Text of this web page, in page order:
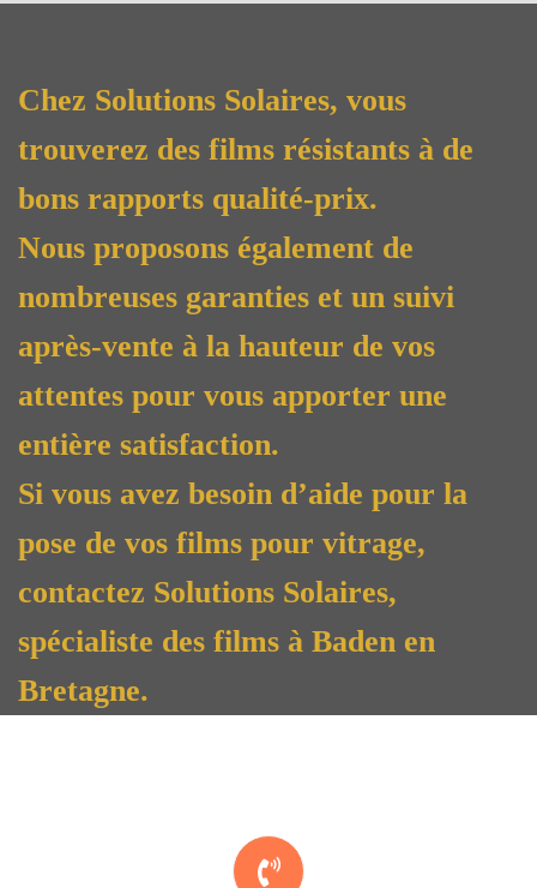
Chez Solutions Solaires, vous
trouverez des films résistants à de
bons rapports qualité-prix.
Nous proposons également de
nombreuses garanties et un suivi
après-vente à la hauteur de vos
attentes pour vous apporter une
entière satisfaction.
Si vous avez besoin d’aide pour la
pose de vos films pour vitrage,
contactez Solutions Solaires,
spécialiste des films à Baden en
Bretagne.